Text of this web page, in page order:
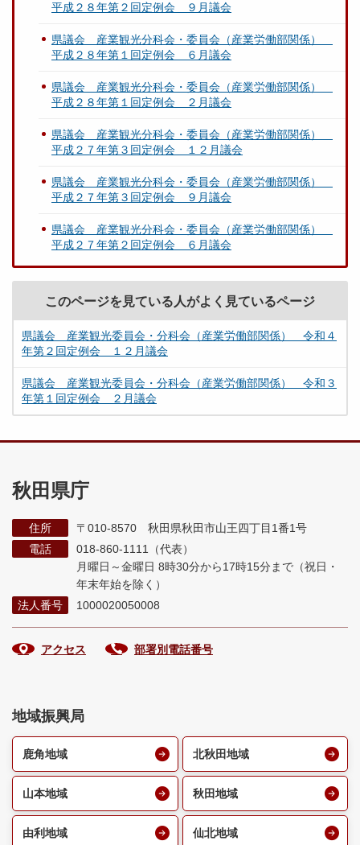
平成２８年第２回定例会 ９月議会
県議会 産業観光分科会・委員会（産業労働部関係）
平成２８年第１回定例会 ６月議会
県議会 産業観光分科会・委員会（産業労働部関係）
平成２８年第１回定例会 ２月議会
県議会 産業観光分科会・委員会（産業労働部関係）
平成２７年第３回定例会 １２月議会
県議会 産業観光分科会・委員会（産業労働部関係）
平成２７年第３回定例会 ９月議会
県議会 産業観光分科会・委員会（産業労働部関係）
平成２７年第２回定例会 ６月議会
このページを見ている人がよく見ているページ
県議会 産業観光委員会・分科会（産業労働部関係） 令和４
年第２回定例会 １２月議会
県議会 産業観光委員会・分科会（産業労働部関係） 令和３
年第１回定例会 ２月議会
秋田県庁
住所
〒010-8570 秋田県秋田市山王四丁目1番1号
電話
018-860-1111（代表）
月曜日～金曜日 8時30分から17時15分まで （祝日・
年末年始を除く）
法人番号
1000020050008
アクセス 部署別電話番号
地域振興局
鹿角地域 北秋田地域
山本地域 秋田地域
由利地域 仙北地域